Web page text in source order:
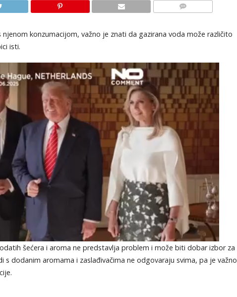
konzumacijom, važno je znati da gazirana voda može različito
isti.
šećera i aroma ne predstavlja problem i može biti dobar izbor za
s dodanim aromama i zaslađivačima ne odgovaraju svima, pa je važno